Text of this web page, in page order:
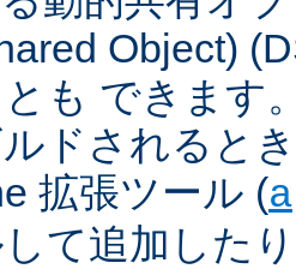
Object)
も できます
ドされると
拡張ツール (
て追加した